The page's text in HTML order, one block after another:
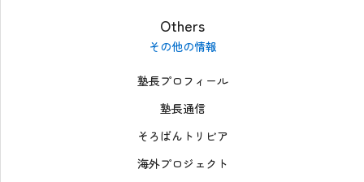
Others
その他の情報
塾長プロフィール
塾長通信
そろばんトリビア
海外プロジェクト